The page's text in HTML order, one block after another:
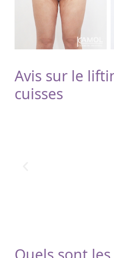
Avis sur le
cuisses